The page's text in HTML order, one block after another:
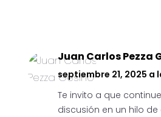
Juan Carlos Pezza
septiembre 21, 2025 a
Te invito a que
discusión en un hilo